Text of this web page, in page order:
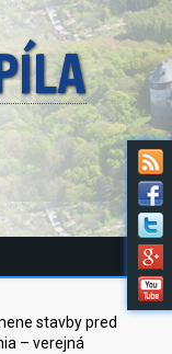
stavby pred
– verejná